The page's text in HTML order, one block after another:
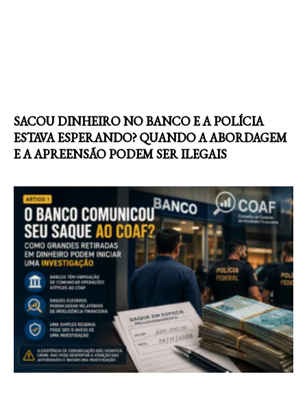
SACOU DINHEIRO NO BANCO E A POLÍCIA
ESTAVA ESPERANDO? QUANDO A ABORDAGEM
E A APREENSÃO PODEM SER ILEGAIS